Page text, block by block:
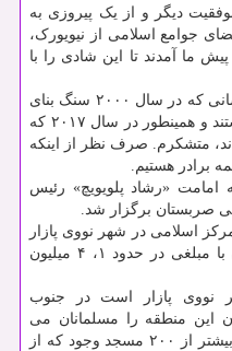
دیگر و از یک پیروزی به
جوامع اسلامی از نیویورک،
ما آمدند تا این شادی را با
او همینطور اظهار داشت: از همه کسانی که در سال ۲۰۰۰ سنگ بنای
مرکز اسلامی در نووی پازار را گذاشتند و همینطور در سال ۲۰۱۷ که
متشکرم. صرف نظر از اینکه
برادر هستیم.
امامت «رشاد پلویویچ» رئیس
صربستان برگزار شد.
اسلامی در شهر نووی پازار
صربستان از جانب خیرین و مؤمنان با مبلغی در حدود ۱، ۴ میلیون
نووی پازار است در جنوب
این منطقه را مسلمانان می
سازند. در منطقه سنجاک هم اکنون بیشتر از ۲۰۰ مسجد وجود که از